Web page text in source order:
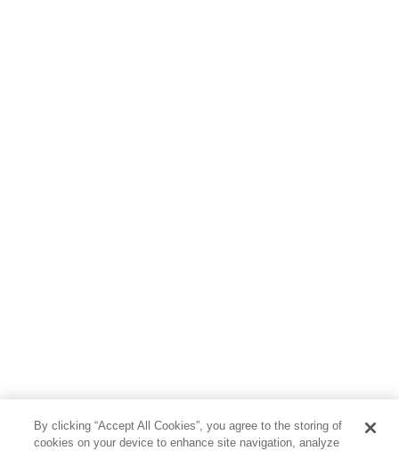
By clicking “Accept All Cookies”, you agree to the storing of
cookies on your device to enhance site navigation, analyze